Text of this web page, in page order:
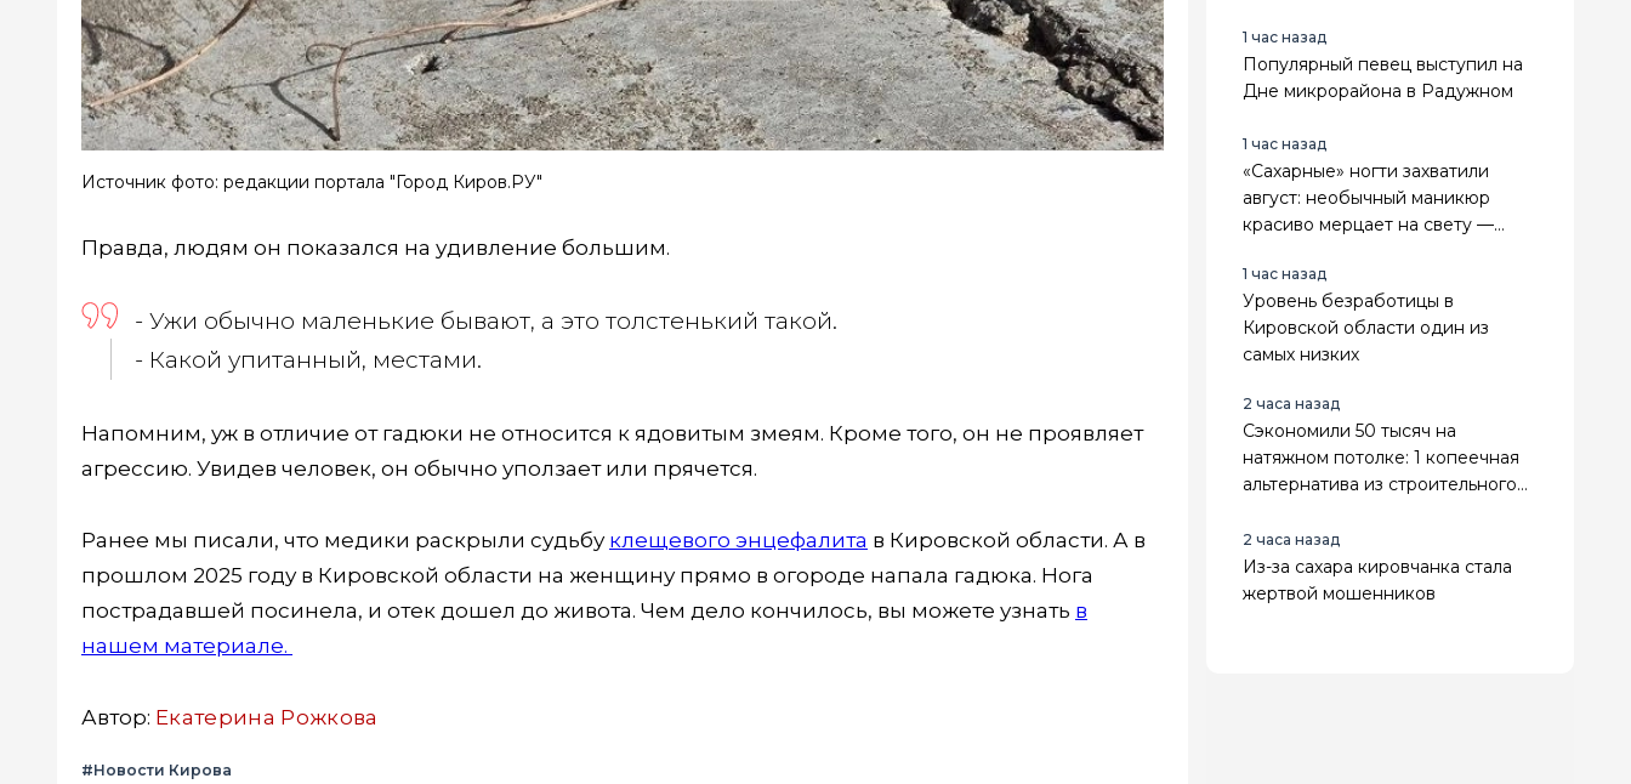
Источник фото: редакции портала "Город Киров.РУ"
Правда, людям он показался на удивление большим.
- Ужи обычно маленькие бывают, а это толстенький такой.
- Какой упитанный, местами.
Напомним, уж в отличие от гадюки не относится к ядовитым змеям. Кроме того, он не проявляет
агрессию. Увидев человек, он обычно уползает или прячется.
Ранее мы писали, что медики раскрыли судьбу клещевого энцефалита в Кировской области. А в
прошлом 2025 году в Кировской области на женщину прямо в огороде напала гадюка. Нога
пострадавшей посинела, и отек дошел до живота. Чем дело кончилось, вы можете узнать в
нашем материале.
Автор: Екатерина Рожкова
#Новости Кирова
градусную жару
1 час назад
Популярный певец выступил на
Дне микрорайона в Радужном
1 час назад
«Сахарные» ногти захватили
август: необычный маникюр
красиво мерцает на свету —
можно даже дома
1 час назад
Уровень безработицы в
Кировской области один из
самых низких
2 часа назад
Сэкономили 50 тысяч на
натяжном потолке: 1 копеечная
альтернатива из строительного
дороже
2 часа назад
Из-за сахара кировчанка стала
жертвой мошенников